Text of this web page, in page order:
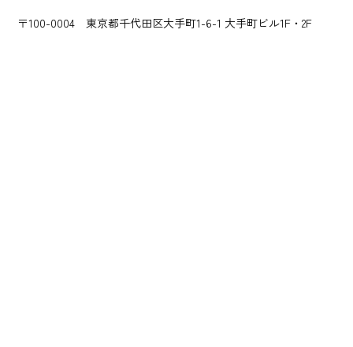
〒100-0004 東京都千代田区大手町1-6-1 大手町ビル1F・2F